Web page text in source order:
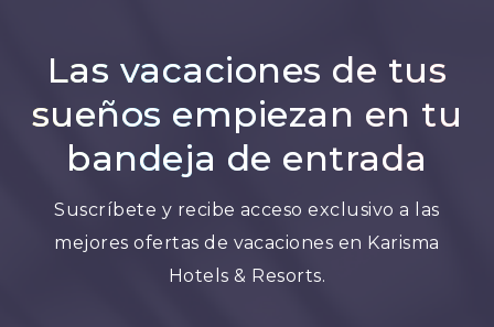
Las vacaciones de tus
sueños empiezan en tu
bandeja de entrada
Suscríbete y recibe acceso exclusivo a las
mejores ofertas de vacaciones en Karisma
Hotels & Resorts.